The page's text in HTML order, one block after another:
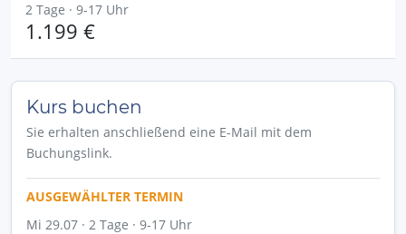
2 Tage · 9-17 Uhr
1.199 €
Kurs buchen
Sie erhalten anschließend eine E-Mail mit dem
Buchungslink.
AUSGEWÄHLTER TERMIN
Mi 29.07 · 2 Tage · 9-17 Uhr